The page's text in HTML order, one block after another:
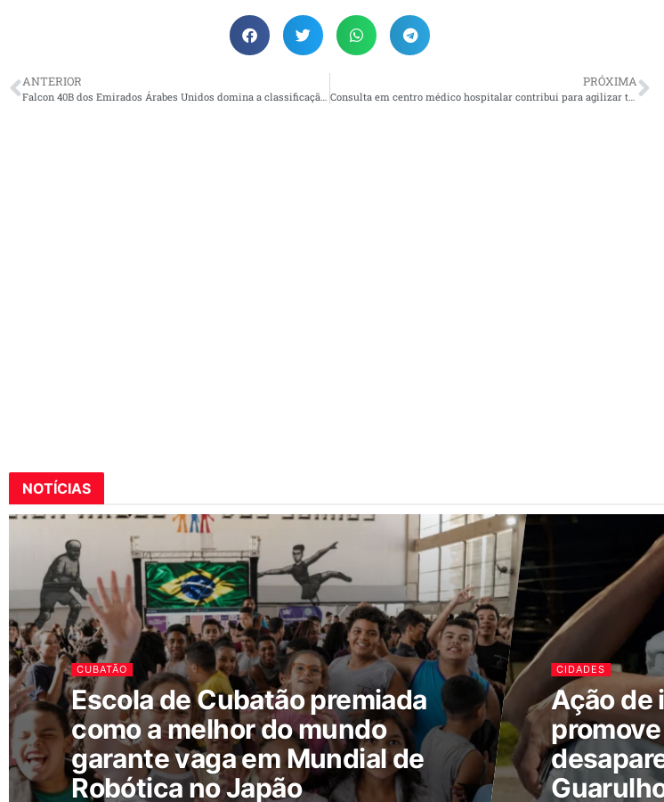
ANTERIOR
Falcon 40B dos Emirados Árabes Unidos domina a classificação: é o primeiro lugar mundial na mais recente verificação independente da Hugging Face de modelos de IA de código aberto
PRÓXIMA
Consulta em centro médico hospitalar contribui para agilizar tempo dos pacientes
NOTÍCIAS
CUBATÃO
Escola de Cubatão premiada
como a melhor do mundo
garante vaga em Mundial de
Robótica no Japão
CIDADES
Ação de